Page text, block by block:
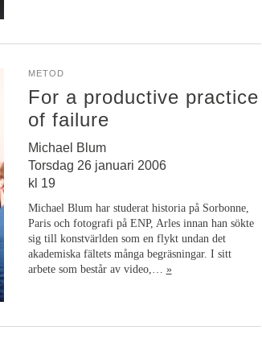
METOD
For a productive practice
of failure
Michael Blum
Torsdag 26 januari 2006
kl 19
Michael Blum har studerat historia på Sorbonne,
Paris och fotografi på ENP, Arles innan han sökte
sig till konstvärlden som en flykt undan det
akademiska fältets många begräsningar. I sitt
arbete som består av video,… »